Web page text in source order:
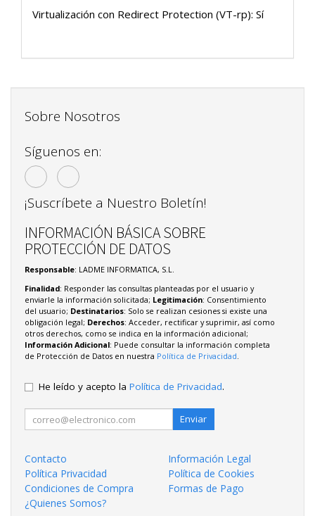
Virtualización con Redirect Protection (VT-rp): Sí
Sobre Nosotros
Síguenos en:
¡Suscríbete a Nuestro Boletín!
INFORMACIÓN BÁSICA SOBRE
PROTECCIÓN DE DATOS
Responsable: LADME INFORMATICA, S.L.
Finalidad: Responder las consultas planteadas por el usuario y
enviarle la información solicitada; Legitimación: Consentimiento
del usuario; Destinatarios: Solo se realizan cesiones si existe una
obligación legal; Derechos: Acceder, rectificar y suprimir, así como
otros derechos, como se indica en la información adicional;
Información Adicional: Puede consultar la información completa
de Protección de Datos en nuestra Política de Privacidad
He leído y acepto la Política de Privacidad.
Enviar
Contacto
Información Legal
Política Privacidad
Política de Cookies
Condiciones de Compra
Formas de Pago
¿Quienes Somos?